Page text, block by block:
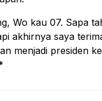
Wo kau 07. Sapa
akhirnya saya
menjadi presiden